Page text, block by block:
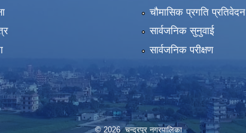
चौमासिक प्रगति प्रतिवेदन
सार्वजनिक सुनुवाई
सार्वजनिक परीक्षण
© 2026 चन्द्रपुर नगरपालिका